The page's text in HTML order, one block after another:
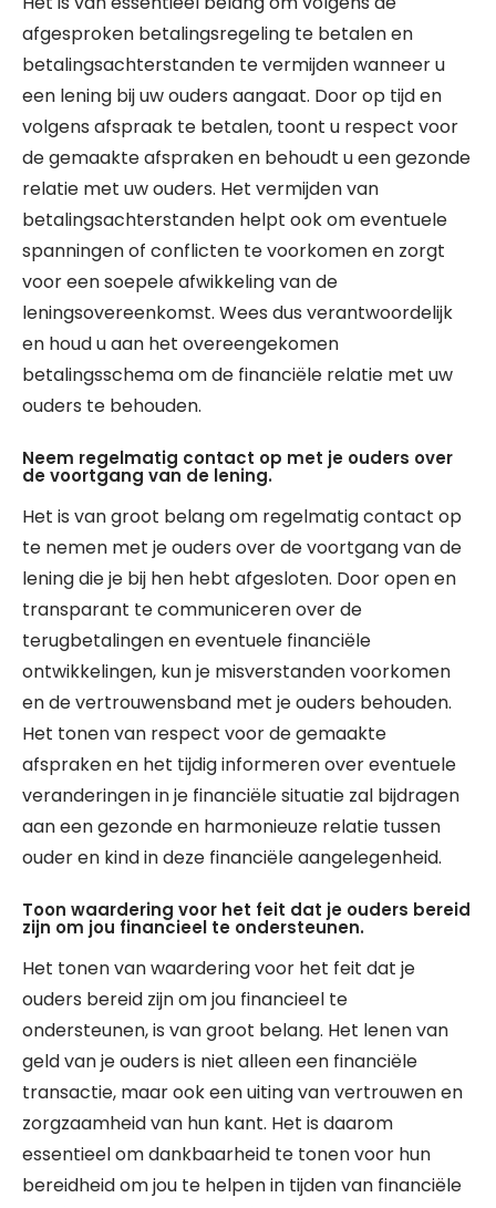
afgesproken betalingsregeling te betalen en
betalingsachterstanden te vermijden wanneer u
een lening bij uw ouders aangaat. Door op tijd en
volgens afspraak te betalen, toont u respect voor
de gemaakte afspraken en behoudt u een gezonde
relatie met uw ouders. Het vermijden van
betalingsachterstanden helpt ook om eventuele
spanningen of conflicten te voorkomen en zorgt
voor een soepele afwikkeling van de
leningsovereenkomst. Wees dus verantwoordelijk
en houd u aan het overeengekomen
betalingsschema om de financiële relatie met uw
ouders te behouden.
Neem regelmatig contact op met je ouders over
de voortgang van de lening.
Het is van groot belang om regelmatig contact op
te nemen met je ouders over de voortgang van de
lening die je bij hen hebt afgesloten. Door open en
transparant te communiceren over de
terugbetalingen en eventuele financiële
ontwikkelingen, kun je misverstanden voorkomen
en de vertrouwensband met je ouders behouden.
Het tonen van respect voor de gemaakte
afspraken en het tijdig informeren over eventuele
veranderingen in je financiële situatie zal bijdragen
aan een gezonde en harmonieuze relatie tussen
ouder en kind in deze financiële aangelegenheid.
Toon waardering voor het feit dat je ouders bereid
zijn om jou financieel te ondersteunen.
Het tonen van waardering voor het feit dat je
ouders bereid zijn om jou financieel te
ondersteunen, is van groot belang. Het lenen van
geld van je ouders is niet alleen een financiële
transactie, maar ook een uiting van vertrouwen en
zorgzaamheid van hun kant. Het is daarom
essentieel om dankbaarheid te tonen voor hun
bereidheid om jou te helpen in tijden van financiële